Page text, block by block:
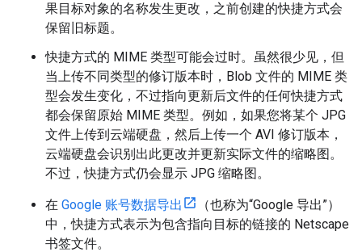
果目标对象的名称发生更改，之前创建的快捷方式会
保留旧标题。
快捷方式的 MIME 类型可能会过时。虽然很少见，但
当上传不同类型的修订版本时，Blob 文件的 MIME 类
型会发生变化，不过指向更新后文件的任何快捷方式
都会保留原始 MIME 类型。例如，如果您将某个 JPG
文件上传到云端硬盘，然后上传一个 AVI 修订版本，
云端硬盘会识别出此更改并更新实际文件的缩略图。
不过，快捷方式仍会显示 JPG 缩略图。
在 Google 账号数据导出
（也称为“Google 导出”）
中，快捷方式表示为包含指向目标的链接的 Netscape
书签文件。